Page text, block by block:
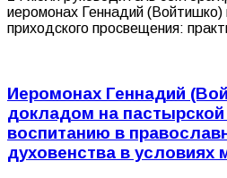
иеромонах Геннадий
приходского просвещения:
Иеромонах Геннадий
докладом на
воспитанию в
духовенства в условиях